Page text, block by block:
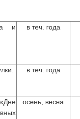
и
в теч. года
в теч. года
осень, весна